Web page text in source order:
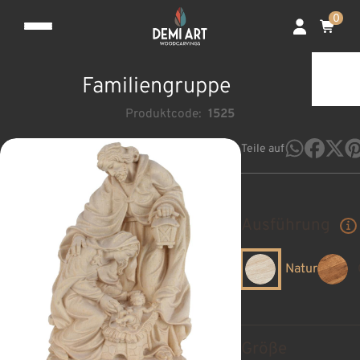
0
Familiengruppe
Produktcode: 1525
Teile auf
Natur